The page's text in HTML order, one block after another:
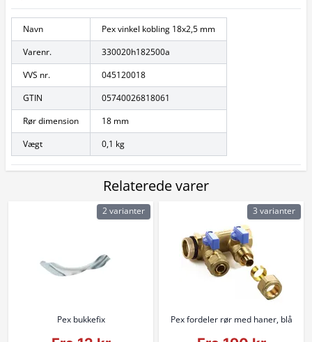
Navn
Pex vinkel kobling 18x2,5 mm
Varenr.
330020h182500a
VVS nr.
045120018
GTIN
05740026818061
Rør dimension
18 mm
Vægt
0,1 kg
Relaterede varer
Pex bukkefix
2 varianter
Pex fordeler rør med haner, blå
3 varianter